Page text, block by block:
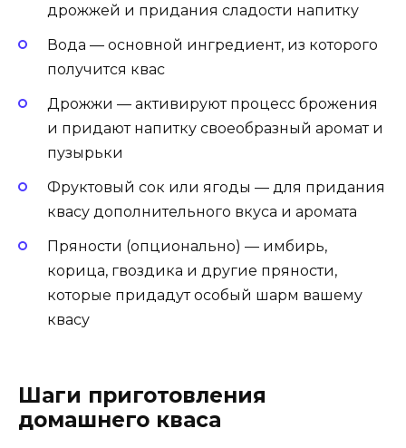
дрожжей и придания сладости напитку
Вода — основной ингредиент, из которого
получится квас
Дрожжи — активируют процесс брожения
и придают напитку своеобразный аромат и
пузырьки
Фруктовый сок или ягоды — для придания
квасу дополнительного вкуса и аромата
Пряности (опционально) — имбирь,
корица, гвоздика и другие пряности,
которые придадут особый шарм вашему
квасу
Шаги приготовления
домашнего кваса